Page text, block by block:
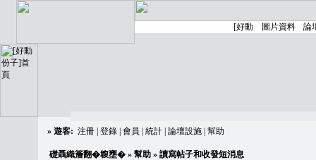
» 遊客: 注冊 登錄 會員 統計 論壇設施 幫助
礎聶織簷翻�䪖壅� » 幫助 » 讀寫帖子和收發短消息